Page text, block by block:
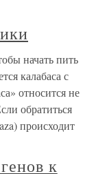
начать пить
калабаса с
относится не
обратиться
происходит
к